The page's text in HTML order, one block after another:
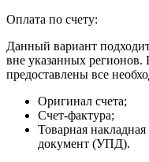
Оплата по счету:
Данный вариант
вне указанных регионов.
предоставлены все
Оригинал счета;
Счет-фактура;
Товарная
документ (УПД).